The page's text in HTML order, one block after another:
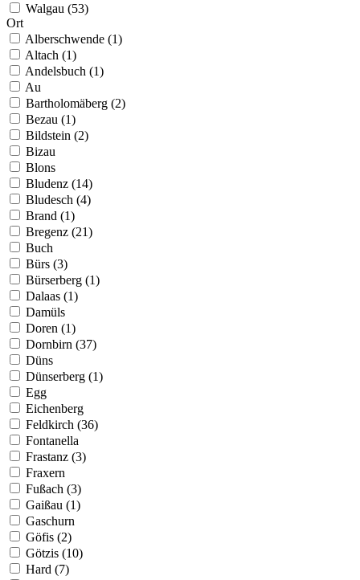
Walgau (53)
Ort
Alberschwende (1)
Altach (1)
Andelsbuch (1)
Au
Bartholomäberg (2)
Bezau (1)
Bildstein (2)
Bizau
Blons
Bludenz (14)
Bludesch (4)
Brand (1)
Bregenz (21)
Buch
Bürs (3)
Bürserberg (1)
Dalaas (1)
Damüls
Doren (1)
Dornbirn (37)
Düns
Dünserberg (1)
Egg
Eichenberg
Feldkirch (36)
Fontanella
Frastanz (3)
Fraxern
Fußach (3)
Gaißau (1)
Gaschurn
Göfis (2)
Götzis (10)
Hard (7)